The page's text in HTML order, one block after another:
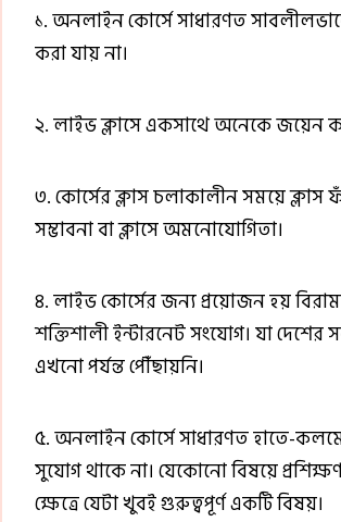
১. অনলাইন কোর্সে সাধারণত
করা যায় না।
২. লাইভ ক্লাসে একসাথে অনেকে জয়েন
৩. কোর্সের ক্লাস চলাকালীন সময়ে ক্লাস
সম্ভাবনা বা ক্লাসে অমনোযোগিতা।
৪. লাইভ কোর্সের জন্য প্রয়োজন হয়
শক্তিশালী ইন্টারনেট সংযোগ। যা দেশের
এখনো পর্যন্ত পৌঁছায়নি।
৫. অনলাইন কোর্সে সাধারণত হাতে-কলমে
সুযোগ থাকে না। যেকোনো বিষয়ে
ক্ষেত্রে যেটা খুবই গুরুত্বপূর্ণ একটি বিষয়।